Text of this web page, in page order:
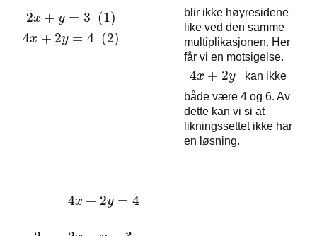
2x + y = 3 (1)
4x + 2y = 4(2)
x+y =3 (1)4 x+ 2y=4
blir ikke høyresidene
like ved den samme
multiplikasjonen. Her
får vi en motsigelse.
4x + 2y
4x+ 2y
kan ikke
både være 4 og 6. Av
dette kan vi si at
likningssettet ikke har
en løsning.
4x + 2y = 4
4x+ 2y =4